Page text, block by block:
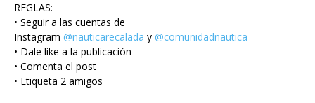
REGLAS:
• Seguir a las cuentas de
Instagram @nauticarecalada y @comunidadnautica
• Dale like a la publicación
• Comenta el post
• Etiqueta 2 amigos